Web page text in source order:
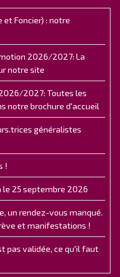
Foncier) : notre
2026/2027: La
notre site
2027: Toutes les
notre brochure d'accueil
généralistes
!
le 25 septembre 2026
un rendez-vous manqué.
et manifestations !
pas validée, ce qu'il faut